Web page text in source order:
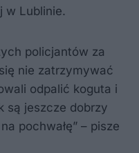
w Lublinie.
policjantów za
nie zatrzymywać
odpalić koguta i
są jeszcze dobrzy
pochwałę” – pisze